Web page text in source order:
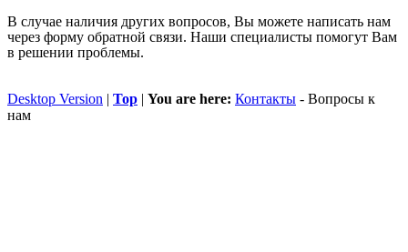
В случае наличия других вопросов, Вы можете написать нам
через форму обратной связи. Наши специалисты помогут Вам
в решении проблемы.
Desktop Version | Top | You are here: Контакты - Вопросы к
нам